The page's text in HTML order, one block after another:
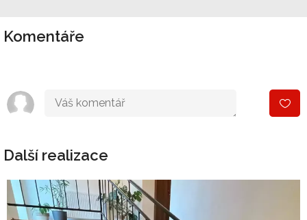
Komentáře
Další realizace